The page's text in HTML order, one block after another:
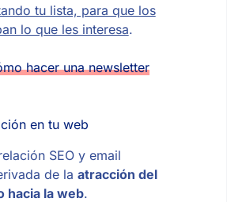
tu lista, para que los
lo que les interesa.
hacer una newsletter
en tu web
SEO y email
de la atracción del
hacia la web.